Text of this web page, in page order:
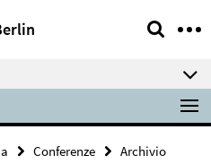
Conferenze
Archivio